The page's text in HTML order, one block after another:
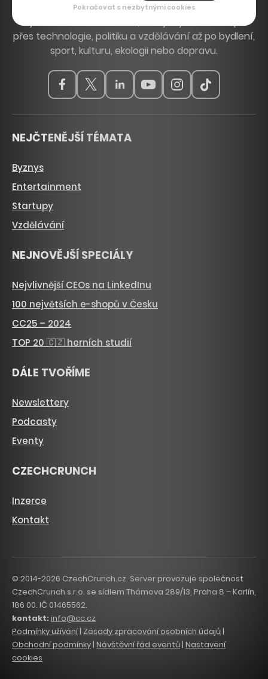
Hlavní zdroj inspirace. Věnujeme se tématům, která
hýbou Českem a světem, od byznysu a startupů
přes technologie, politiku a vzdělávání až po bydlení,
sport, kulturu, ekologii nebo dopravu.
NEJČTENĚJŠÍ TÉMATA
Byznys
Entertainment
Startupy
Vzdělávání
NEJNOVĚJŠÍ SPECIÁLY
Nejvlivnější CEOs na LinkedInu
100 největších e-shopů v Česku
CC25 – 2024
TOP 20 🇨🇿 herních studií
DÁLE TVOŘÍME
Newslettery
Podcasty
Eventy
CZECHCRUNCH
Inzerce
Kontakt
© 2014-2026 CzechCrunch.cz. Server provozuje společnost
CzechCrunch s.r.o. se sídlem Thámova 289/13, Praha 8 – Karlín,
186 00. IČ 01465562.
kontakt:info@cc.cz
Podmínky užívání| Zásady zpracování osobních údajů |
Obchodní podmínky | Návštěvní řád eventů | Nastavení
cookies
Pokračovat s nezbytnými cookies